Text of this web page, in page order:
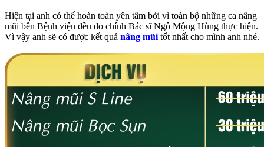
Hiện tại anh có thể hoàn toàn yên tâm bởi vì toàn bộ những ca nâng
mũi bên Bệnh viện đều do chính Bác sĩ Ngô Mộng Hùng thực hiện.
Vì vậy anh sẽ có được kết quả nâng mũi tốt nhất cho mình anh nhé.